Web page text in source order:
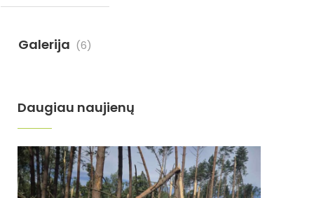
Galerija (6)
Daugiau naujienų